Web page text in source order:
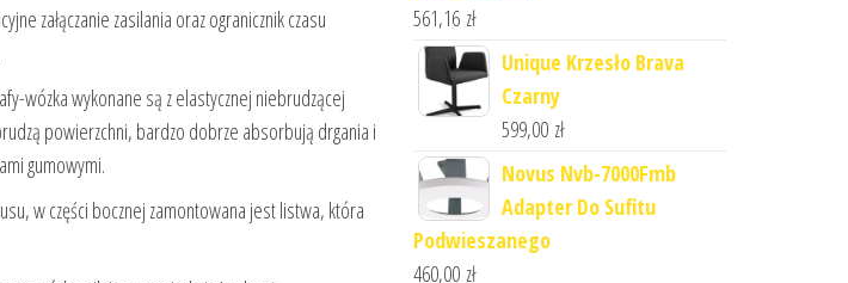
załączanie zasilania oraz ogranicznik czasu
wózka wykonane są z elastycznej niebrudzącej
powierzchni, bardzo dobrze absorbują drgania i
gumowymi.
w części bocznej zamontowana jest listwa, która
561,16 zł
Unique Krzesło Brava
Czarny
599,00 zł
Novus Nvb-7000Fmb
Adapter Do Sufitu
Podwieszanego
460,00 zł